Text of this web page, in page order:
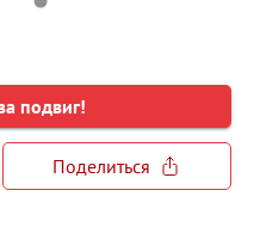
подвиг!
Поделиться